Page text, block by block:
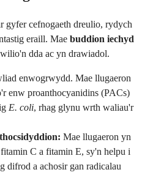
gyfer cefnogaeth dreulio, rydych
eraill. Mae buddion iechyd
dda ac yn drawiadol.
enwogrwydd. Mae llugaeron
enw proanthocyanidins (PACs)
E. coli, rhag glynu wrth waliau'r
Mae llugaeron yn
C a fitamin E, sy'n helpu i
difrod a achosir gan radicalau